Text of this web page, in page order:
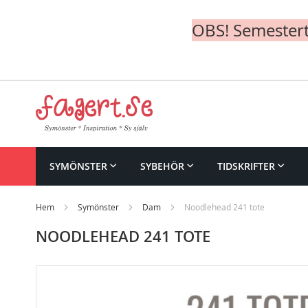
OBS!
Content
SYMÖNSTER SYBEHÖR TIDSKRIFTER
Hem Symönster Dam Noodlehead 241 tote
NOODLEHEAD 241 TOTE